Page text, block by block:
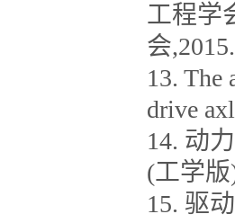
工程学
会,2015.
13. The
drive
14. 动
(工学版
15. 驱